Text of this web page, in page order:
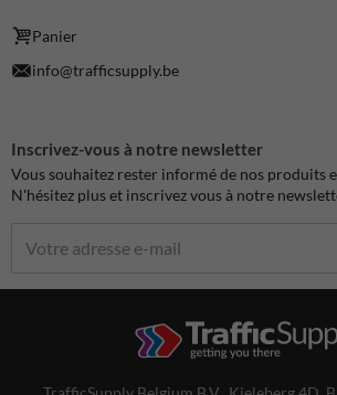
Panier
info@trafficsupply.be
Inscrivez-vous à notre newsletter
Vous souhaitez rester informé de nos produits
N'hésitez plus et inscrivez vous à notre